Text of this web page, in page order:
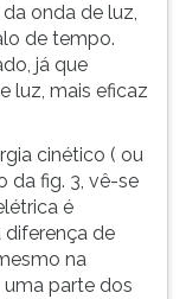
onda de luz,
de tempo.
já que
luz, mais eficaz
cinético ( ou
da fig. 3, vê-se
é
de
na
parte dos